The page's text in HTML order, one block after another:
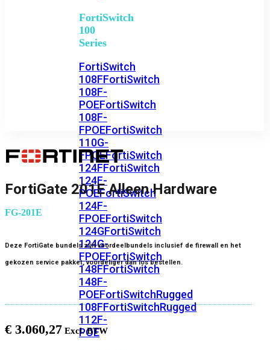
FortiSwitch
100
Series
FortiSwitch
108FFortiSwitch
108F-
POEFortiSwitch
108F-
FPOEFortiSwitch
110G-
FPOEFortiSwitch
124FFortiSwitch
124F-
POEFortiSwitch
124F-
FPOEFortiSwitch
124GFortiSwitch
124G-
FPOEFortiSwitch
148FFortiSwitch
148F-
POEFortiSwitchRugged
108FFortiSwitchRugged
112F-
POE
FortiGate 201E Alleen Hardware
FG-201E
Deze FortiGate bundels zijn voordeelbundels inclusief de firewall en het
gekozen service pakket, voordeliger dan los bestellen.
€ 3.060,27